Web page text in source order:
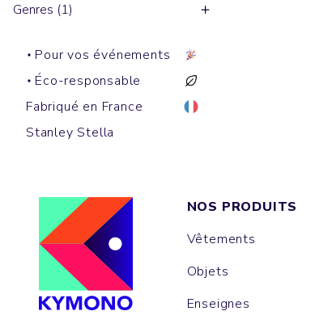
Genres (1)
Pour vos événements
Éco-responsable
Fabriqué en France
Stanley Stella
NOS PRODUITS
Vêtements
Objets
Enseignes